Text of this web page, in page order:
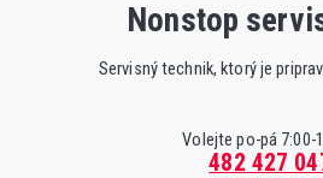
Nonstop
Servisný technik, ktorý je
Volejte po-pá 7:00-
482 427